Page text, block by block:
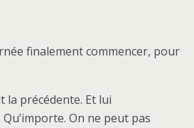
finalement commencer, pour
la précédente. Et lui
On ne peut pas